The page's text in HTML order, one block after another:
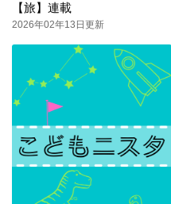
【旅】連載
2026年02年13日更新